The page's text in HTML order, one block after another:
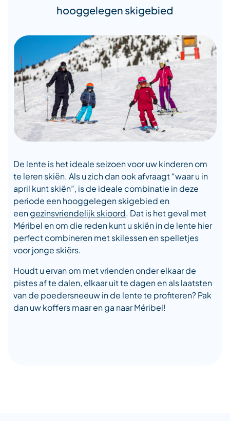
hooggelegen skigebied
De lente is het ideale seizoen voor uw kinderen om
te leren skiën. Als u zich dan ook afvraagt “waar u in
april kunt skiën”, is de ideale combinatie in deze
periode een hooggelegen skigebied en
eengezinsvriendelijk skioord. Dat is het geval met
Méribel en om die reden kunt u skiën in de lente hier
perfect combineren met skilessen en spelletjes
voor jonge skiërs.
Houdt u ervan om met vrienden onder elkaar de
pistes af te dalen, elkaar uit te dagen en als laatsten
van de poedersneeuw in de lente te profiteren? Pak
dan uw koffers maar en ga naar Méribel!